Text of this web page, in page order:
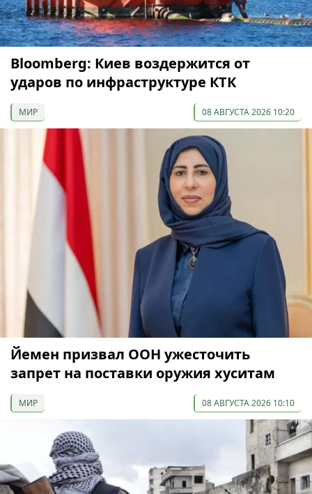
Bloomberg: Киев воздержится от
ударов по инфраструктуре КТК
МИР 08 АВГУСТА 2026 10:20
Йемен призвал ООН ужесточить
запрет на поставки оружия хуситам
МИР 08 АВГУСТА 2026 10:10